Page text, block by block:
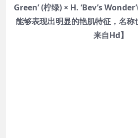
Green’ (柠绿) × H. ‘Bev’s
能够表现出明显的艳肌特征，名称
来自Hd】